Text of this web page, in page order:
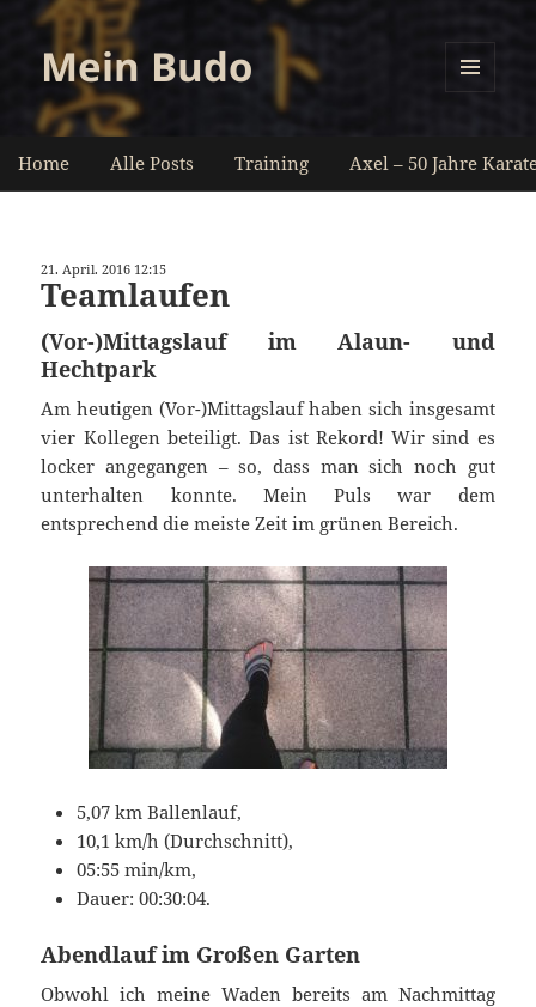
Mein Budo
Home Alle Posts Training Axel – 50 Jahre
21. April. 2016 12:15
Teamlaufen
(Vor-)Mittagslauf im Alaun- und
Hechtpark
Am heutigen (Vor-)Mittagslauf haben sich insgesamt
vier Kollegen beteiligt. Das ist Rekord! Wir sind es
locker angegangen – so, dass man sich noch gut
unterhalten konnte. Mein Puls war dem
entsprechend die meiste Zeit im grünen Bereich.
5,07 km Ballenlauf,
10,1 km/h (Durchschnitt),
05:55 min/km,
Dauer: 00:30:04.
Abendlauf im Großen Garten
Obwohl ich meine Waden bereits am Nachmittag